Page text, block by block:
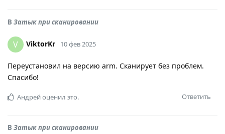
В Затык при сканировании
V ViktorKr 10 фев 2025
Переустановил на версию arm. Сканирует без проблем.
Спасибо!
Ответить
Андрейоценил это.
В Затык при сканировании